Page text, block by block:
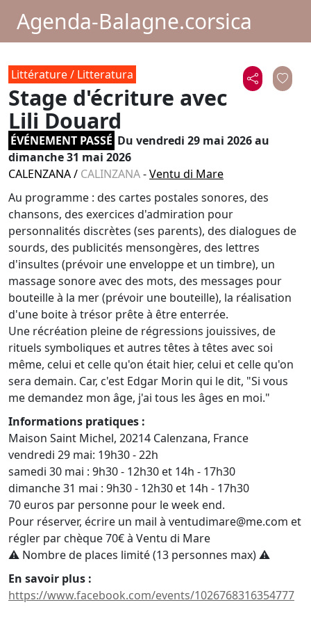
Agenda-Balagne.corsica
Littérature / Litteratura
Stage d'écriture avec
Lili Douard
ÉVÉNEMENT PASSÉ Du vendredi 29 mai 2026au
dimanche 31 mai 2026
CALENZANA/ CALINZANA-Ventu di Mare
Au programme : des cartes postales sonores, des
chansons, des exercices d'admiration pour
personnalités discrètes (ses parents), des dialogues de
sourds, des publicités mensongères, des lettres
d'insultes (prévoir une enveloppe et un timbre), un
massage sonore avec des mots, des messages pour
bouteille à la mer (prévoir une bouteille), la réalisation
d'une boite à trésor prête à être enterrée.
Une récréation pleine de régressions jouissives, de
rituels symboliques et autres têtes à têtes avec soi
même, celui et celle qu'on était hier, celui et celle qu'on
sera demain. Car, c'est Edgar Morin qui le dit, "Si vous
me demandez mon âge, j'ai tous les âges en moi."
Informations pratiques :
Maison Saint Michel, 20214 Calenzana, France
vendredi 29 mai: 19h30 - 22h
samedi 30 mai : 9h30 - 12h30 et 14h - 17h30
dimanche 31 mai : 9h30 - 12h30 et 14h - 17h30
70 euros par personne pour le week end.
Pour réserver, écrire un mail à ventudimare@me.com et
régler par chèque 70€ à Ventu di Mare
⚠️ Nombre de places limité (13 personnes max) ⚠️
En savoir plus :
https://www.facebook.com/events/1026768316354777